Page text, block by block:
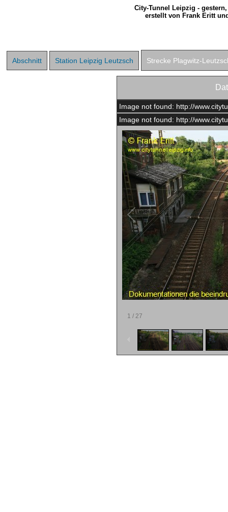
City-Tunnel Leipzig -
erstellt von Frank Eritt
Abschnitt Station Leipzig Leutzsch Strecke Plagwitz-
1 / 27
Image not found: http://
Image not found: http://